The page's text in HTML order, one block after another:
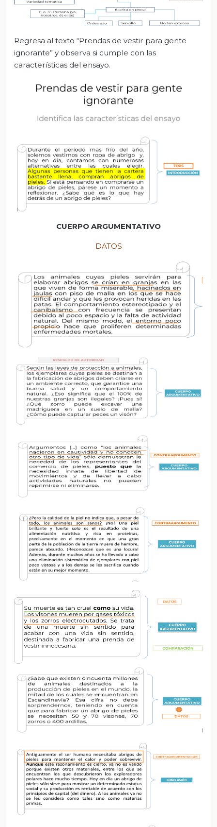
Regresa al texto “Prendas de vestir para gente
ignorante” y observa si cumple con las
características del ensayo.
CUERPO ARGUMENTATIVO
DATOS